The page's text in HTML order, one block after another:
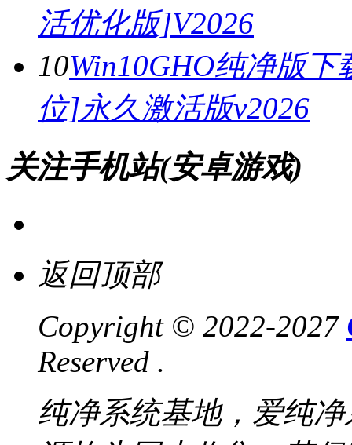
活优化版]V2026
10Win10GHO纯净版
位]永久激活版v2026
关注手机站(安卓游戏)
返回顶部
Copyright © 2022-2027
Reserved .
纯净系统基地，爱纯